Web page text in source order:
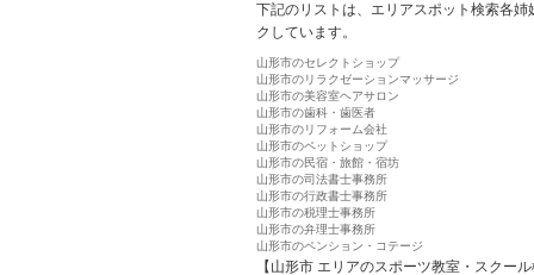
下記のリストは、エリアスポット検索各
クしています。
山形市のセレクトショップ
山形市のリラクゼーションマッサージ
山形市の美容室ヘアサロン
山形市の歯科・歯医者
山形市のリフォーム会社
山形市のペットショップ
山形市の民宿・旅館・宿坊
山形市の司法書士事務所
山形市の行政書士事務所
山形市の税理士事務所
山形市の弁理士事務所
山形市のペンション・コテージ
【山形市 エリアのスポーツ教室・スクー